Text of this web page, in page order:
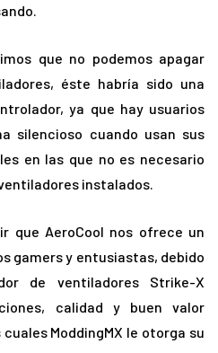
que no podemos apagar
éste habría sido una
ya que hay usuarios
silencioso cuando usan sus
en las que no es necesario
instalados.
que AeroCool nos ofrece un
gamers y entusiastas, debido
de ventiladores Strike-X
calidad y buen valor
ModdingMX le otorga su